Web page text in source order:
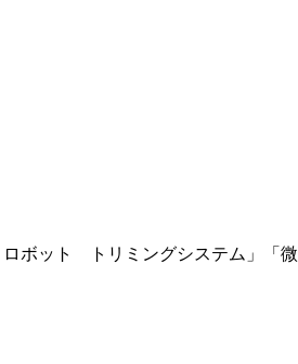
ボット トリミングシステム」「